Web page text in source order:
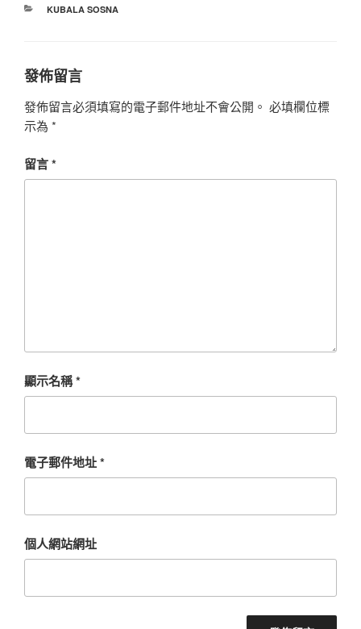
分
KUBALA SOSNA
發佈留言
發佈留言必須填寫的電子郵件地址不會公開。 必填欄位標
示為 *
留言*
顯示名稱*
電子郵件地址*
個人網站網址